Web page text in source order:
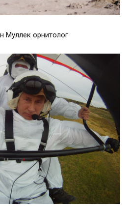
Муллек орнитолог